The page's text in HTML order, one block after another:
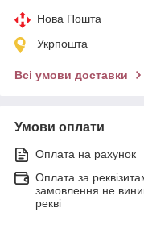
Нова Пошта
Укрпошта
Всі умови доставки
Умови оплати
Оплата на рахунок
Оплата за
замовлення не
рекві